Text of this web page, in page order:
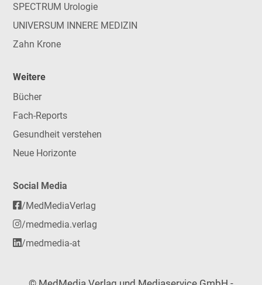
SPECTRUM Urologie
UNIVERSUM INNERE MEDIZIN
Zahn Krone
Weitere
Bücher
Fach-Reports
Gesundheit verstehen
Neue Horizonte
Social Media
/MedMediaVerlag
/medmedia.verlag
/medmedia-at